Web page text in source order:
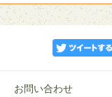
お問い合わせ